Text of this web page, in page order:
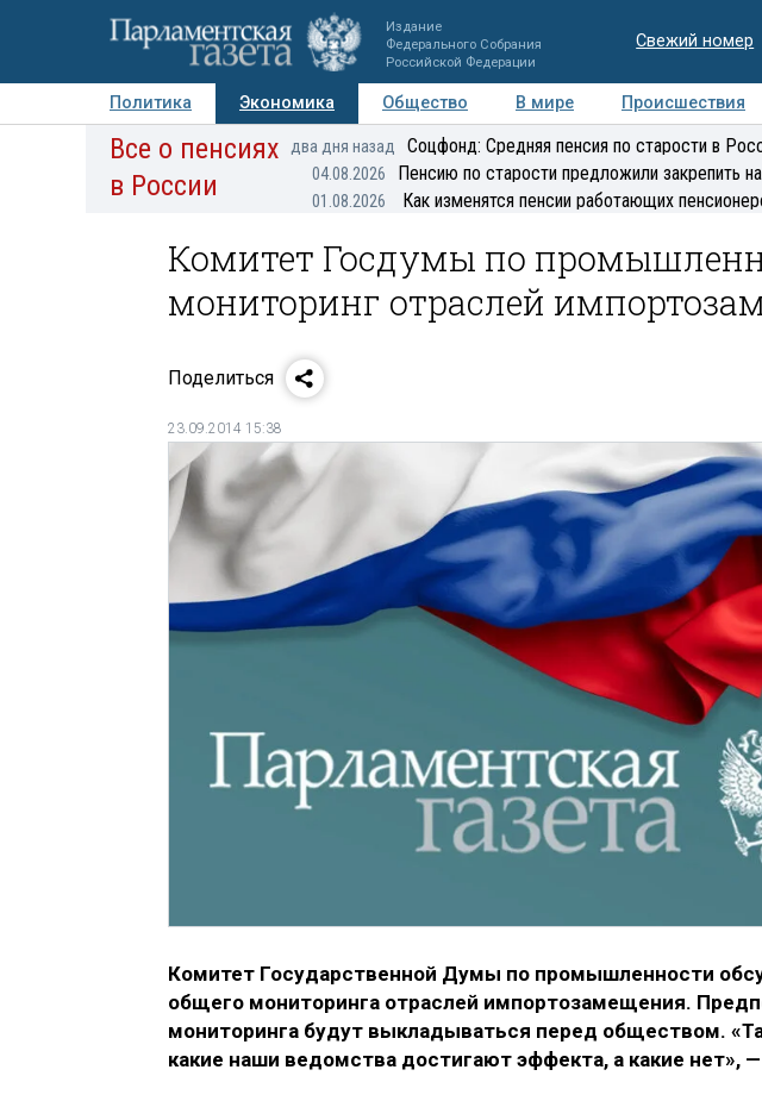
Издание
Федерального Собрания
Российской Федерации
Свежий номер
Политика Экономика Общество В мире Происшествия
Авторы Персоны Мнения Регионы Медиацентр
Все о пенсиях
в России
два дня назад Соцфонд: Средняя пенсия по старости в
04.08.2026 Пенсию по старости предложили закрепить
01.08.2026 Как изменятся пенсии работающих
Комитет Госдумы по
мониторинг отраслей
Поделиться
23.09.2014 15:38
Комитет Государственной Думы по промышленности
общего мониторинга отраслей импортозамещения.
мониторинга будут выкладываться перед обществом.
какие наши ведомства достигают эффекта, а какие нет»,